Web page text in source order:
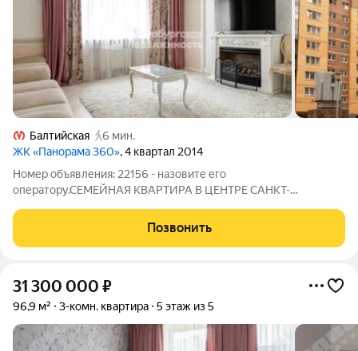
Балтийская
6 мин.
ЖК «Панорама 360», 4 квартал 2014
Номер объявления: 22156 - назовите его
оператору.СЕМЕЙНАЯ КВАРТИРА В ЦЕНТРЕ САНКТ-
"Панорама 360" 2014 года постройки. РАСПОЛОЖЕНИЕ: Дом
расположен в престижном Адмиралтейском районе в
Позвонить
31 300 000 ₽
96,9 м² 3-комн. квартира 5 этаж из 5